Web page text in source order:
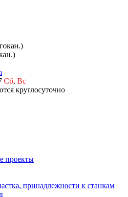
Сб, Вс
круглосуточно
проекты
принадлежности к станкам